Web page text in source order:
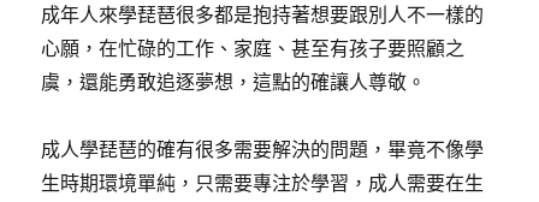
成年人來學琵琶很多都是抱持著想要跟別人不一樣的
心願，在忙碌的工作、家庭、甚至有孩子要照顧之
虞，還能勇敢追逐夢想，這點的確讓人尊敬。
成人學琵琶的確有很多需要解決的問題，畢竟不像學
生時期環境單純，只需要專注於學習，成人需要在生